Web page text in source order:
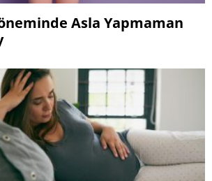
Asla Yapmaman